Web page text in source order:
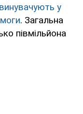
у
. Загальна
півмільйона